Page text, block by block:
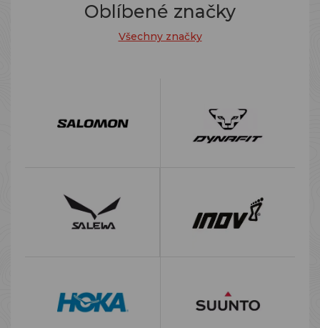
Oblíbené značky
Všechny značky